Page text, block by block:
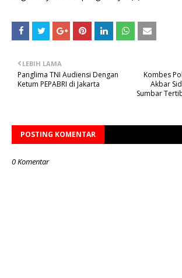
Kombes
Akbar
Sumbar
LEBIH LAMA
Panglima TNI Audiensi Dengan
Ketum PEPABRI di Jakarta
POSTING KOMENTAR
0 Komentar